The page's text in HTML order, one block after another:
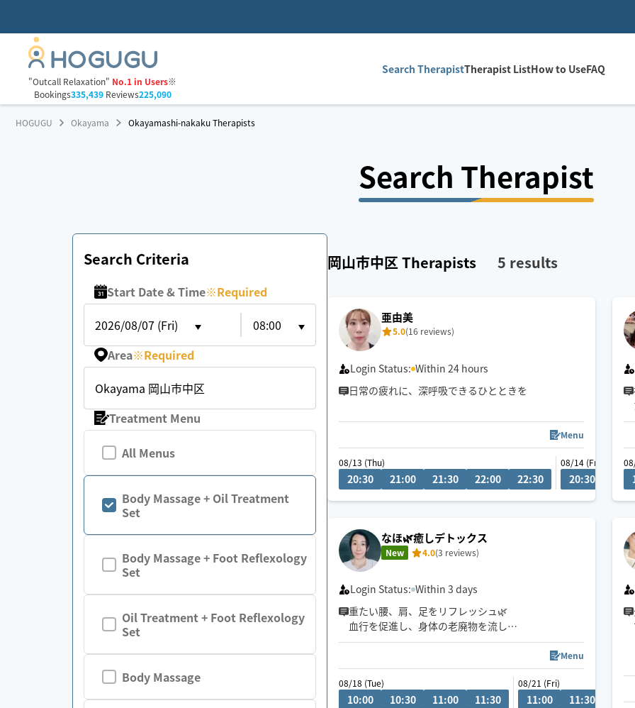
"Outcall Relaxation" No.1 in Users※
Bookings335,439Reviews225,090
Search TherapistTherapist ListHow to UseFAQ
HOGUGU Okayama Okayamashi-nakaku Therapists
Search Therapist
Search Criteria
Start Date & Time※Required
2026/08/07 (Fri)
08:00
Area※Required
Okayama 岡山市中区
Treatment Menu
All Menus
Body Massage + Oil Treatment
Set
Body Massage + Foot Reflexology
Set
Oil Treatment + Foot Reflexology
Set
Body Massage
岡山市中区 Therapists 5 results
亜由美
5.0(16 reviews)
Login Status: Within 24 hours
日常の疲れに、深呼吸できるひとときを
Menu
08/13 (Thu)
20:30 21:00 21:30 22:00 22:30
08/14 (Fri)
20:30
なほ🌿癒しデトックス
New 4.0(3 reviews)
Login Status: Within 3 days
重たい腰、肩、足をリフレッシュ🌿
血行を促進し、身体の老廃物を流し
巡りをよくするお手伝いをさせていただきます☘️
こんにちは😃
セラピストとヨガインストラクターの二刀流！なほ
と申します🙏
Menu
08/18 (Tue)
10:00 10:30 11:00 11:30
08/21 (Fri)
11:00 11:30